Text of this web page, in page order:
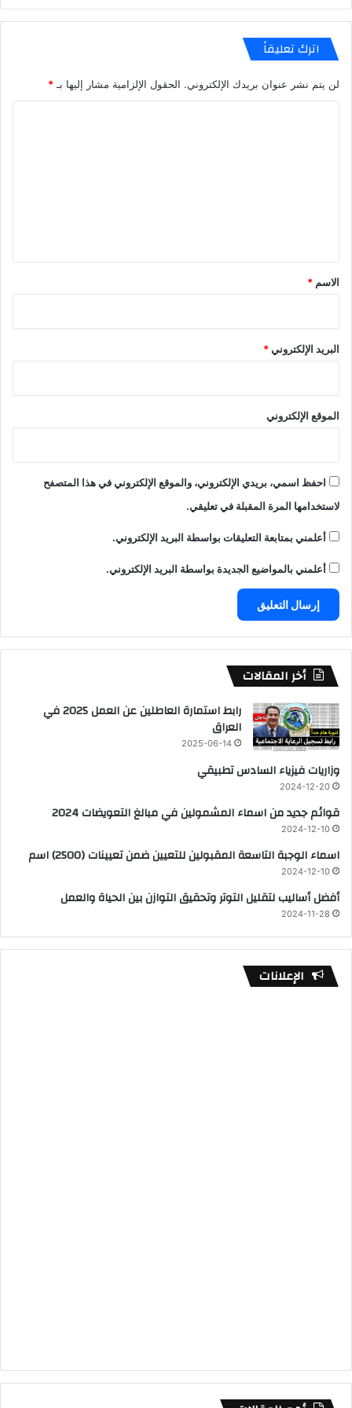
اترك تعليقاً
لن يتم نشر عنوان بريدك الإلكتروني. الحقول الإلزامية مشار إليها بـ *
*
الاسم *
البريد الإلكتروني*
الموقع الإلكتروني
احفظ اسمي، بريدي الإلكتروني، والموقع الإلكتروني في هذا المتصفح
لاستخدامها المرة المقبلة في تعليقي.
أعلمني بمتابعة التعليقات بواسطة البريد الإلكتروني.
أعلمني بالمواضيع الجديدة بواسطة البريد الإلكتروني.
أخر المقالات
رابط استمارة العاطلين عن العمل 2025 في
العراق
2025-06-14
وزاريات فيزياء السادس تطبيقي
2024-12-20
قوائم جديد من اسماء المشمولين في مبالغ التعويضات 2024
2024-12-10
اسماء الوجبة التاسعة المقبولين للتعيين ضمن تعيينات (2500) اسم
2024-12-10
أفضل أساليب لتقليل التوتر وتحقيق التوازن بين الحياة والعمل
2024-11-28
الإعلانات